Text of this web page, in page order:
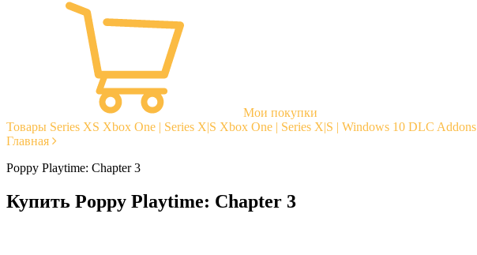
Мои покупки
Товары Series XS Xbox One | Series X|S Xbox One | Series X|S | Windows 10 DLC Addons
Главная
Poppy Playtime: Chapter 3
Купить Poppy Playtime: Chapter 3